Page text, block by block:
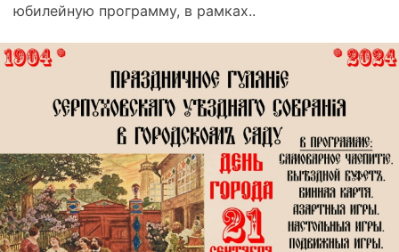
юбилейную программу, в рамках..